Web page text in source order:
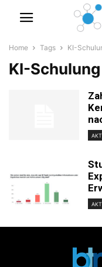
Home Tags KI-
KI-Schulung